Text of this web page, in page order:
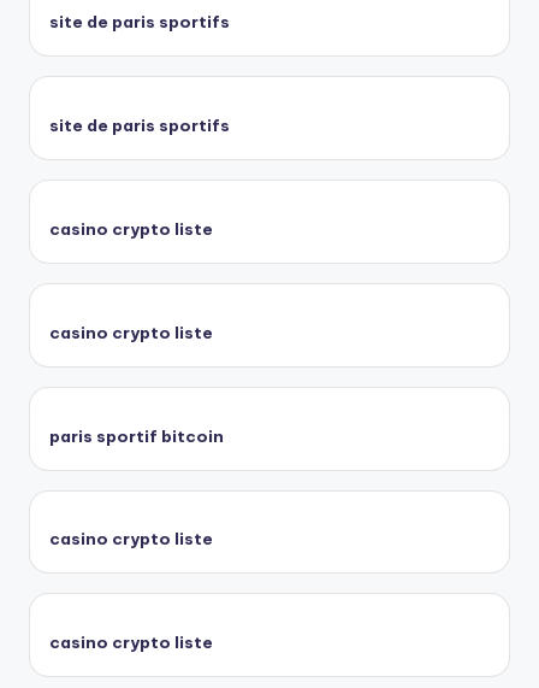
site de paris sportifs
site de paris sportifs
casino crypto liste
casino crypto liste
paris sportif bitcoin
casino crypto liste
casino crypto liste